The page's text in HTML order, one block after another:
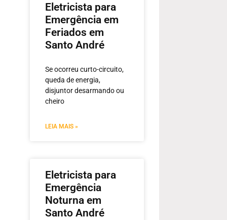
Eletricista para
Emergência em
Feriados em
Santo André
Se ocorreu curto-circuito,
queda de energia,
disjuntor desarmando ou
cheiro
LEIA MAIS »
Eletricista para
Emergência
Noturna em
Santo André